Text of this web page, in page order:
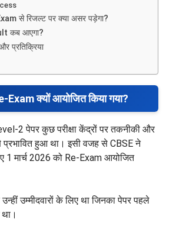
से रिजल्ट पर क्या असर पड़ेगा?
कब आएगा?
प्रतिक्रिया
Exam क्यों आयोजित किया गया?
2 पेपर कुछ परीक्षा केंद्रों पर तकनीकी और
प्रभावित हुआ था। इसी वजह से CBSE ने
1 मार्च 2026 को Re-Exam आयोजित
उम्मीदवारों के लिए था जिनका पेपर पहले